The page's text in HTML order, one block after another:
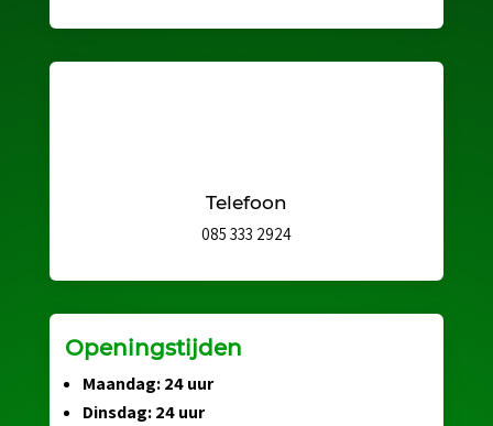
Telefoon
085 333 2924
Openingstijden
Maandag: 24 uur
Dinsdag: 24 uur